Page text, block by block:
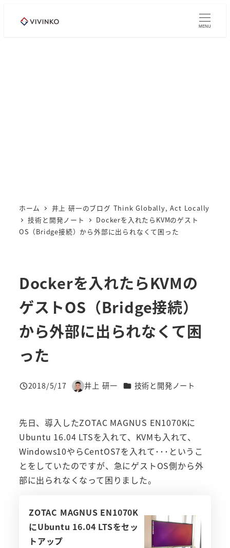
MENU
ホーム
井上 研一のブログ Think Globally, Act Locally
技術と開発ノート
Dockerを入れたらKVMのゲスト
OS（Bridge接続）から外部に出られなくて困った
Dockerを入れたらKVMの
ゲストOS（Bridge接続）
から外部に出られなくて困
った
投稿日
2018/5/17
著
井上 研一 カテゴリー
技術と開発ノート
先日、導入したZOTAC MAGNUS EN1070Kに
Ubuntu 16.04 LTSを入れて、KVMも入れて、
Windows10やらCentOS7を入れて･･･というこ
とをしていたのですが、急にゲストOS側から外
部に出られなくなって困りました。
ZOTAC MAGNUS EN1070K
にUbuntu 16.04 LTSをセッ
トアップ